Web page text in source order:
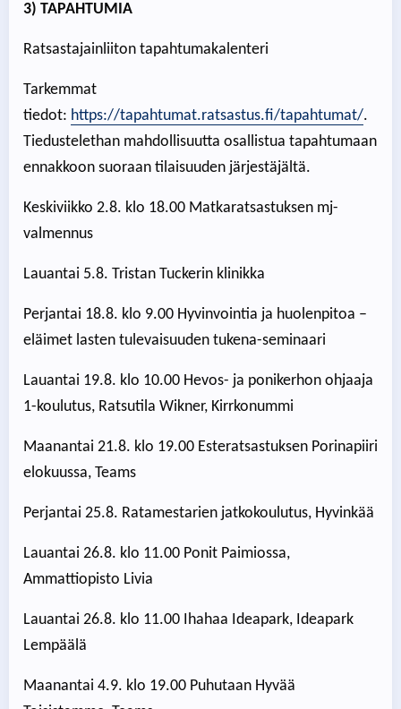
3) TAPAHTUMIA
Ratsastajainliiton tapahtumakalenteri
Tarkemmat
tiedot: https://tapahtumat.ratsastus.fi/tapahtumat/.
Tiedustelethan mahdollisuutta osallistua tapahtumaan
ennakkoon suoraan tilaisuuden järjestäjältä.
Keskiviikko 2.8. klo 18.00 Matkaratsastuksen mj-
valmennus
Lauantai 5.8. Tristan Tuckerin klinikka
Perjantai 18.8. klo 9.00 Hyvinvointia ja huolenpitoa –
eläimet lasten tulevaisuuden tukena-seminaari
Lauantai 19.8. klo 10.00 Hevos- ja ponikerhon ohjaaja
1-koulutus, Ratsutila Wikner, Kirrkonummi
Maanantai 21.8. klo 19.00 Esteratsastuksen Porinapiiri
elokuussa, Teams
Perjantai 25.8. Ratamestarien jatkokoulutus, Hyvinkää
Lauantai 26.8. klo 11.00 Ponit Paimiossa,
Ammattiopisto Livia
Lauantai 26.8. klo 11.00 Ihahaa Ideapark, Ideapark
Lempäälä
Maanantai 4.9. klo 19.00 Puhutaan Hyvää